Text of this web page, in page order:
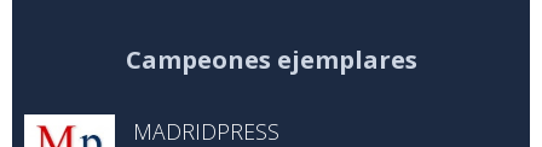
Campeones ejemplares
MADRIDPRESS